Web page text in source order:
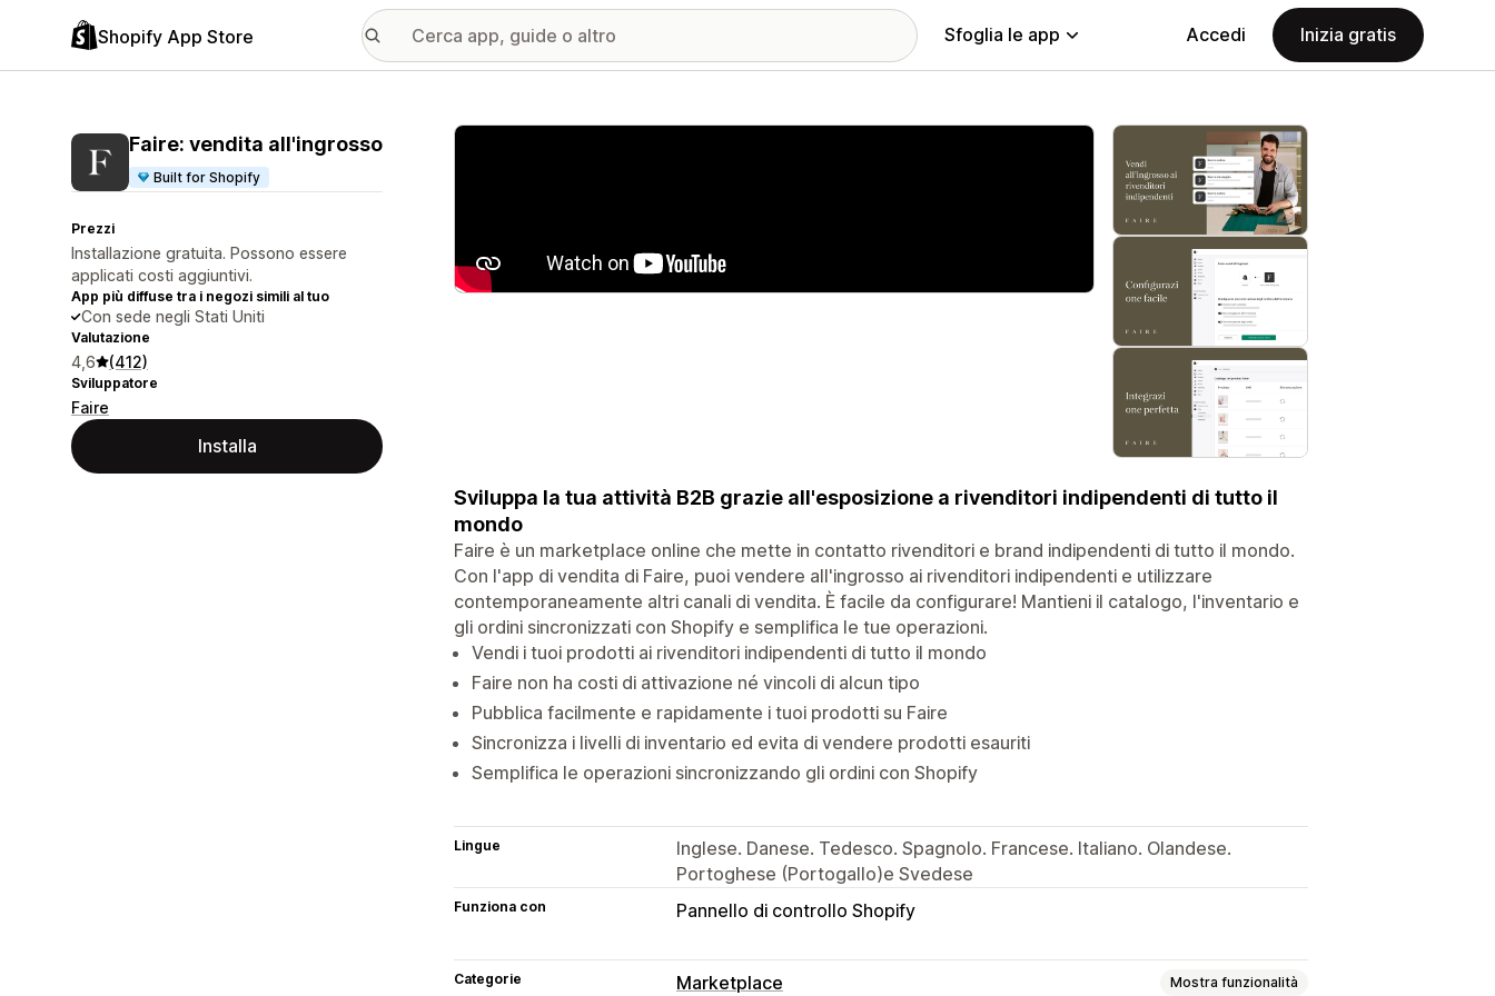
Shopify App Store Sfoglia le app Accedi Inizia gratis
Faire: vendita all'ingrosso
Built for Shopify
Prezzi
Installazione gratuita. Possono essere
applicati costi aggiuntivi.
App più diffuse tra i negozi simili al tuo
Con sede negli Stati Uniti
Valutazione
4,6 (412)
Sviluppatore
Faire
Installa
Galleria immagini in evidenza
Sviluppa la tua attività B2B grazie all'esposizione a rivenditori indipendenti di tutto il
mondo
Faire è un marketplace online che mette in contatto rivenditori e brand indipendenti di tutto il mondo.
Con l'app di vendita di Faire, puoi vendere all'ingrosso ai rivenditori indipendenti e utilizzare
contemporaneamente altri canali di vendita. È facile da configurare! Mantieni il catalogo, l'inventario e
gli ordini sincronizzati con Shopify e semplifica le tue operazioni.
Vendi i tuoi prodotti ai rivenditori indipendenti di tutto il mondo
Faire non ha costi di attivazione né vincoli di alcun tipo
Pubblica facilmente e rapidamente i tuoi prodotti su Faire
Sincronizza i livelli di inventario ed evita di vendere prodotti esauriti
Semplifica le operazioni sincronizzando gli ordini con Shopify
Lingue
Inglese. Danese. Tedesco. Spagnolo. Francese. Italiano. Olandese.
Portoghese (Portogallo)e Svedese
Funziona con Pannello di controllo Shopify
Categorie Marketplace Mostra funzionalità